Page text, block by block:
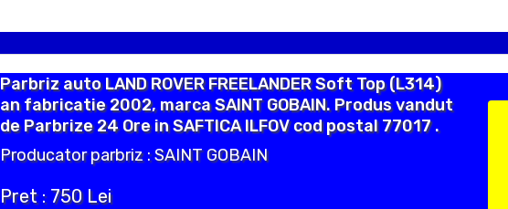
Parbriz auto LAND ROVER FREELANDER Soft Top (L314)
an fabricatie 2002, marca SAINT GOBAIN. Produs vandut
de Parbrize 24 Ore in SAFTICA ILFOV cod postal 77017 .
Producator parbriz : SAINT GOBAIN
Pret : 750 Lei